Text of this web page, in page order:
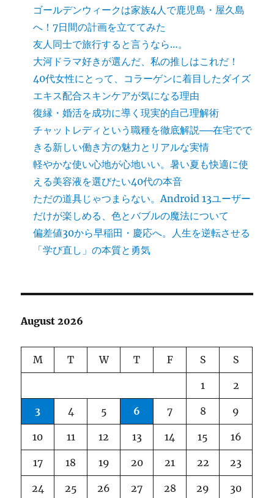
ゴールデンウィークは家族4人で鹿児島・屋久島
へ！7日間の計画を立ててみた
友人同士で旅行すると言うなら…。
大河ドラマ好きが選んだ、私の推しはこれだ！
40代女性にとって、コラーゲンに着目したダイズ
エキス配合スキンケアが気になる理由
復縁・婚活を成功に導く現実的自己理解術
チャットレディという職種を徹底解説──在宅でで
きる新しい働き方の魅力とリアルな実情
軽やかな使い心地が心地いい。暑い夏も快適に使
える美容液を選びたい40代の本音
ただの道具じゃつまらない。Android 13ユーザー
だけが楽しめる、色とバブルの魔法について
偏差値30から早稲田・慶応へ。人生を逆転させる
「学び直し」の本質と勇気
August 2026
M T W T F S S
1 2
3 4 5 6 7 8 9
10 11 12 13 14 15 16
17 18 19 20 21 22 23
24 25 26 27 28 29 30